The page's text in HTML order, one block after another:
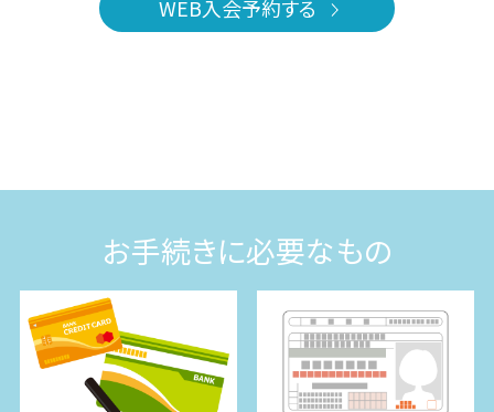
WEB入会予約する
お手続きに必要なもの